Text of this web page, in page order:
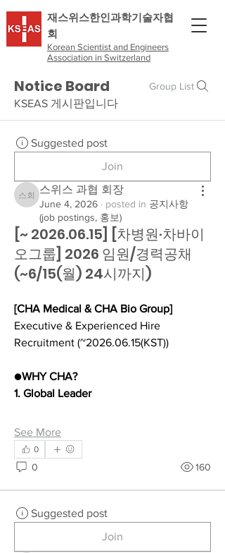
​재스위스한인과학기술자협
회
Korean Scientist and Engineers
Association in Switzerland
Notice Board Group List
KSEAS 게시판입니다
Suggested post
Join
스위스 과협 회장
스위스 과협 회장
June 4, 2026 · posted in 공지사항
(job postings, 홍보)
[~ 2026.06.15] [차병원·차바이
오그룹] 2026 임원/경력공채
(~6/15(월) 24시까지)
[CHA Medical & CHA Bio Group]
Executive & Experienced Hire
Recruitment (~2026.06.15(KST))
●WHY CHA?
1. Global Leader
See More
0
0 160
Suggested post
Join